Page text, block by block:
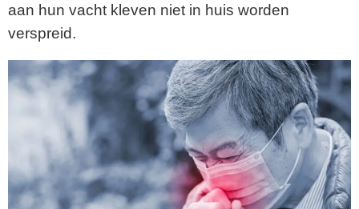
aan hun vacht kleven niet in huis worden
verspreid.